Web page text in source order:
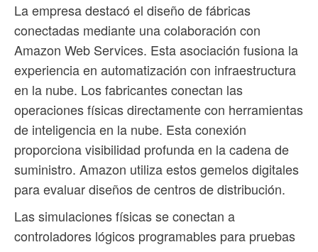
La empresa destacó el diseño de fábricas
conectadas mediante una colaboración con
Amazon Web Services. Esta asociación fusiona la
experiencia en automatización con infraestructura
en la nube. Los fabricantes conectan las
operaciones físicas directamente con herramientas
de inteligencia en la nube. Esta conexión
proporciona visibilidad profunda en la cadena de
suministro. Amazon utiliza estos gemelos digitales
para evaluar diseños de centros de distribución.
Las simulaciones físicas se conectan a
controladores lógicos programables para pruebas